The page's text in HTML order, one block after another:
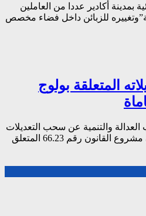
أكادير عددا من العاملين
للزبائن داخل فضاء مخصص
المتعلقة بولوج
العدالة والتنمية عن سحب التعديلات
رقم 66.23 المتعلق